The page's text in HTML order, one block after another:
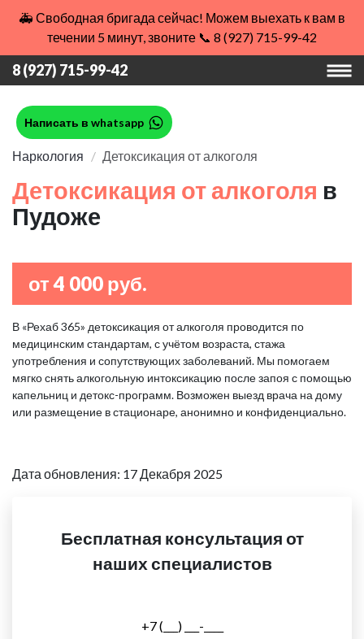
🚑 Свободная бригада сейчас! Можем выехать к вам в
течении 5 минут, звоните 📞 8 (927) 715-99-42
8 (927) 715-99-42
Написать в whatsapp
Наркология Детоксикация от алкоголя
Детоксикация от алкоголя в
Пудоже
от 4 000 руб.
В «Рехаб 365» детоксикация от алкоголя проводится по
медицинским стандартам, с учётом возраста, стажа
употребления и сопутствующих заболеваний. Мы помогаем
мягко снять алкогольную интоксикацию после запоя с помощью
капельниц и детокс-программ. Возможен выезд врача на дому
или размещение в стационаре, анонимно и конфиденциально.
Дата обновления: 17 Декабря 2025
Бесплатная консультация от
наших специалистов